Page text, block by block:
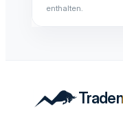
enthalten.